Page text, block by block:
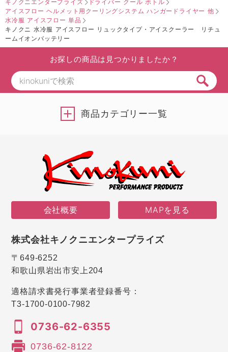
キノクニエンタープライズ
ドライバー クール ボトル
アイスフロー ヘルメット用クーリングシステム ハンガードライヤー 他
水冷服 アイスフロー 単品
キノクニ 水冷服 アイスフロー リュックタイプ・アイスクーラー リチュ
ームイオンバッテリー
お探しの商品は見つかりましたか？
商品カテゴリー一覧
会社概要 MAPを見る
株式会社キノクニエンタープライズ
〒649-6252
和歌山県岩出市安上204
適格請求書発行事業者登録番号：
T3-1700-0100-7982
0736-62-6355
0736-62-8122